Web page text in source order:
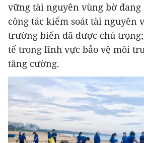
vững tài nguyên vùng bờ đang
công tác kiểm soát tài nguyên
trường biển đã được chú
tế trong lĩnh vực bảo vệ môi
tăng cường.